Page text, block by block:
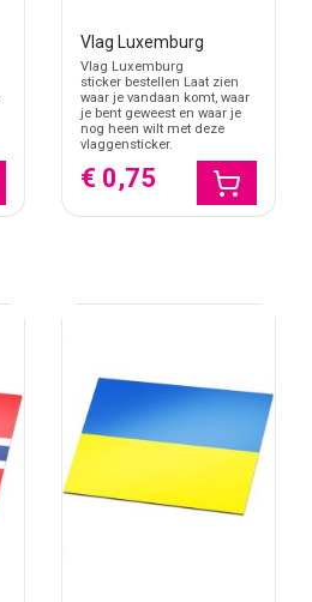
Vlag Luxemburg
Vlag Luxemburg
sticker bestellen Laat zien
waar je vandaan komt, waar
je bent geweest en waar je
nog heen wilt met deze
vlaggensticker.
€ 0,75